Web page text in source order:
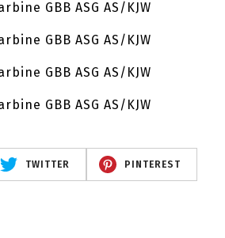
TWITTER PINTEREST